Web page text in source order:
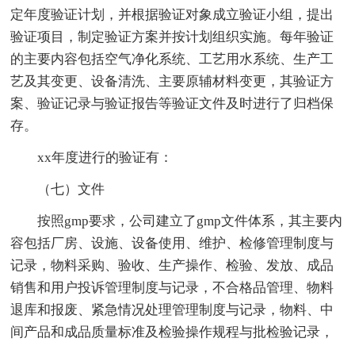
定年度验证计划，并根据验证对象成立验证小组，提出
验证项目，制定验证方案并按计划组织实施。每年验证
的主要内容包括空气净化系统、工艺用水系统、生产工
艺及其变更、设备清洗、主要原辅材料变更，其验证方
案、验证记录与验证报告等验证文件及时进行了归档保
存。
xx年度进行的验证有：
（七）文件
按照gmp要求，公司建立了gmp文件体系，其主要内
容包括厂房、设施、设备使用、维护、检修管理制度与
记录，物料采购、验收、生产操作、检验、发放、成品
销售和用户投诉管理制度与记录，不合格品管理、物料
退库和报废、紧急情况处理管理制度与记录，物料、中
间产品和成品质量标准及检验操作规程与批检验记录，